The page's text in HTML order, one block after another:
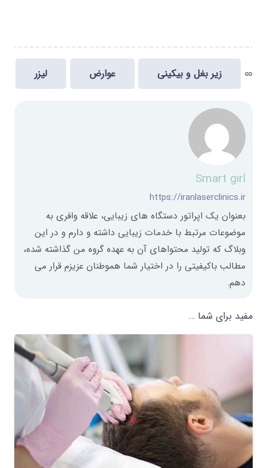
link زیر بغل و بیکینی عوارض لیزر
Smart girl
https://iranlaserclinics.ir
بعنوان یک اپراتور دستگاه های زیبایی، علاقه وافری به
موضوعات مرتبط با خدمات زیبایی داشته و دارم و در این
وبلاگ که تولید محتواهای آن به عهده گروه من گذاشته شده،
مطالب باکیفیتی را در اختیار شما هموطنان عزیزم قرار می
دهم.
مفید برای شما …